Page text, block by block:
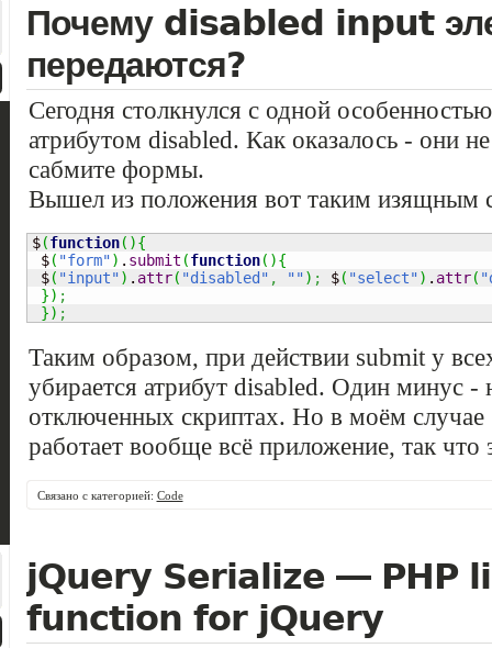
Почему disabled input
передаются?
Сегодня столкнулся с одной
атрибутом disabled. Как оказалось - они
сабмите формы.
Вышел из положения вот таким изящным
$(function( ){
$( "form") . submit (function( ){
$( "input") . attr( "disabled" , "") ; $( "select") . attr(
}) ;
}) ;
Таким образом, при действии submit у
убирается атрибут disabled. Один минус -
отключенных скриптах. Но в моём случае
работает вообще всё приложение, так что
Связано с категорией: Code
jQuery Serialize — PHP
function for jQuery